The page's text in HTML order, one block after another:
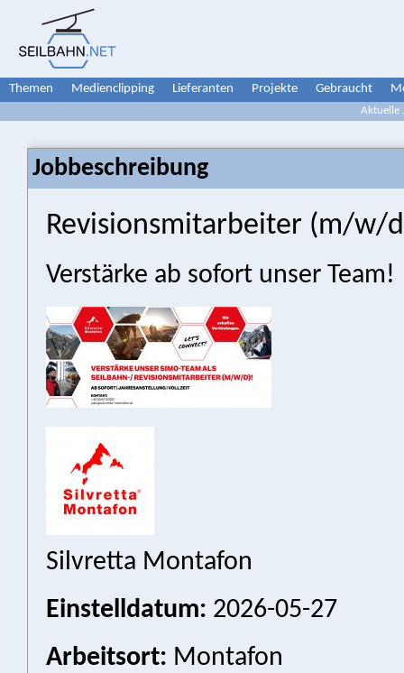
Themen Medienclipping Lieferanten Projekte Gebraucht
Aktuelle
Jobbeschreibung
Revisionsmitarbeiter (m/w/
Verstärke ab sofort unser Team!
Silvretta Montafon
Einstelldatum: 2026-05-27
Arbeitsort: Montafon